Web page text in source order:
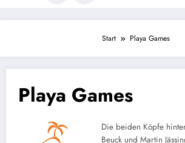
Start Playa Games
Playa Games
Die beiden Köpfe
Beuck und Martin